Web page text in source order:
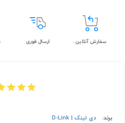
سفارش آنلاین ارسال فوری
برند:
دی لینک | D-Link